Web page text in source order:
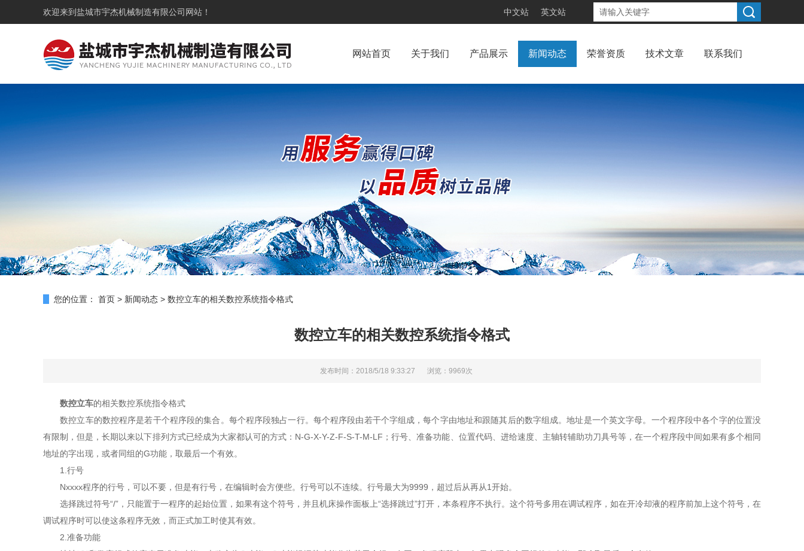
欢迎来到 盐城市宇杰机械制造有限公司 网站！ 中文站 英文站
网站首页 关于我们 产品展示 新闻动态 荣誉资质 技术文章 联系我们
您的位置： 首页 > 新闻动态 > 数控立车的相关数控系统指令格式
数控立车的相关数控系统指令格式
发布时间：2018/5/18 9:33:27 浏览：9969次
数控立车的相关数控系统指令格式
数控立车的数控程序是若干个程序段的集合。每个程序段独占一行。每个程序段由若干个字组成，每个字由地址和跟随其后的数字组成。地址是一个英文字母。一个程序段中各个字的位置没
有限制，但是，长期以来以下排列方式已经成为大家都认可的方式：N-G-X-Y-Z-F-S-T-M-LF；行号、准备功能、位置代码、进给速度、主轴转辅助功刀具号等，在一个程序段中间如果有多个相同
地址的字出现，或者同组的G功能，取最后一个有效。
1.行号
Nxxxx程序的行号，可以不要，但是有行号，在编辑时会方便些。行号可以不连续。行号最大为9999，超过后从再从1开始。
选择跳过符号“/”，只能置于一程序的起始位置，如果有这个符号，并且机床操作面板上“选择跳过”打开，本条程序不执行。这个符号多用在调试程序，如在开冷却液的程序前加上这个符号，在
调试程序时可以使这条程序无效，而正式加工时使其有效。
2.准备功能